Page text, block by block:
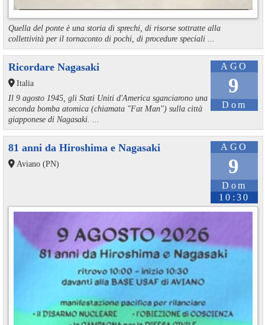
Quella del ponte è una storia di sprechi, di risorse sottratte alla
collettività per il tornaconto di pochi, di procedure speciali ...
AGO
9
Dom
Ricordare Nagasaki
Italia
Il 9 agosto 1945, gli Stati Uniti d'America sganciarono una
seconda bomba atomica (chiamata "Fat Man") sulla città
giapponese di Nagasaki. ...
AGO
9
Dom
10:30
81 anni da Hiroshima e Nagasaki
Aviano (PN)